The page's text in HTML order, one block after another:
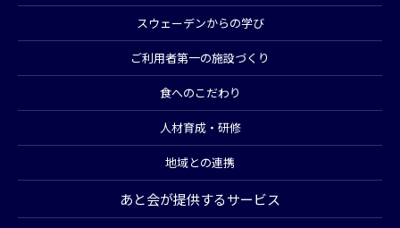
スウェーデンからの学び
ご利用者第一の施設づくり
食へのこだわり
人材育成・研修
地域との連携
あと会が提供するサービス